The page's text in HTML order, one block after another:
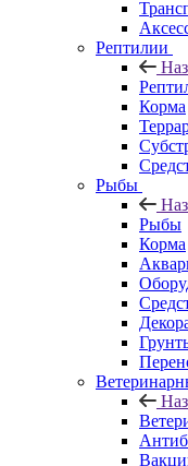
Рептилии
Корма
Рыбы
Рыбы
Корма